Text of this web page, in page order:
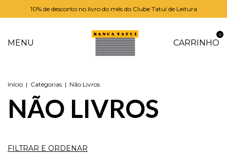
10% de desconto no livro do mês do Clube Tatuí de Leitura
MENU CARRINHO
0
Início | Categorias | Não Livros
NÃO LIVROS
FILTRAR E ORDENAR